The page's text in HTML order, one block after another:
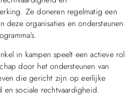
Ze doneren regelmatig een
deze organisaties en ondersteunen
in kampen speelt een actieve rol
door het ondersteunen van
die gericht zijn op eerlijke
en sociale rechtvaardigheid.